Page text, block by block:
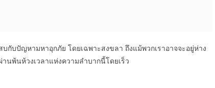
บปัญหามหาอุกภัย โดยเฉพาะสงขลา ถึงแม้พวกเราอาจจะอยู่ห่าง
นพ้นห้วงเวลาแห่งความลำบากนี้โดยเร็ว